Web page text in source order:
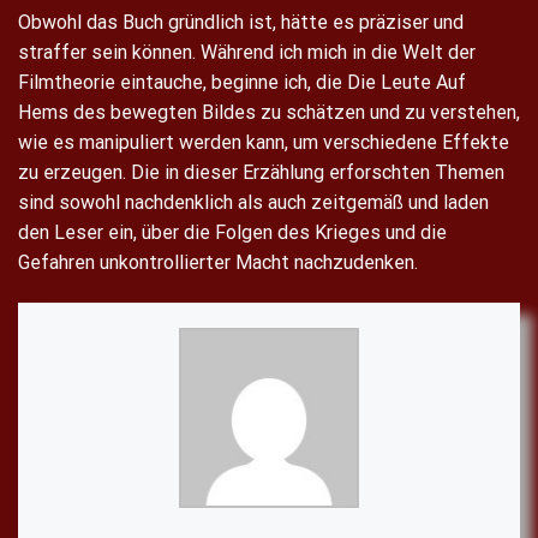
Obwohl das Buch gründlich ist, hätte es präziser und
straffer sein können. Während ich mich in die Welt der
Filmtheorie eintauche, beginne ich, die Die Leute Auf
Hems des bewegten Bildes zu schätzen und zu verstehen,
wie es manipuliert werden kann, um verschiedene Effekte
zu erzeugen. Die in dieser Erzählung erforschten Themen
sind sowohl nachdenklich als auch zeitgemäß und laden
den Leser ein, über die Folgen des Krieges und die
Gefahren unkontrollierter Macht nachzudenken.